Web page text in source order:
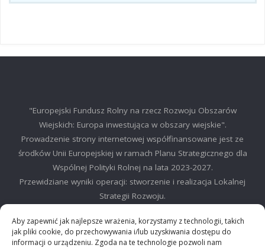
Aby zapewnić jak najlepsze wrażenia, korzystamy z technologii, takich
jak pliki cookie, do przechowywania i/lub uzyskiwania dostępu do
informacji o urządzeniu. Zgoda na te technologie pozwoli nam
"Europejski Fundusz Rolny na rzecz Rozwoju Obszarów
Wiejskich: Europa inwestująca w obszary wiejskie".
Prowadzenie strony internetowej współfinansowane jest ze
środków Unii Europejskiej w ramach Planu Strategicznego dla
Wspólnej Polityki Rolnej na lata 2023-2027.
Przewidziane wyniki operacji: stworzenie i realizacja Lokalnej
Strategii Rozwoju.